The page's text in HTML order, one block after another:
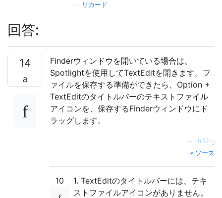
リカード
回答:
14
Finderウィンドウを開いている場合は、
Spotlightを使用してTextEditを開きます。フ
ァイルを保存する準備ができたら、Option +
TextEditのタイトルバーのテキストファイル
アイコンを、保存するFinderウィンドウにド
ラッグします。
nh32rg
ソース
10
1. TextEditのタイトルバーには、テキ
ストファイルアイコンがありません。